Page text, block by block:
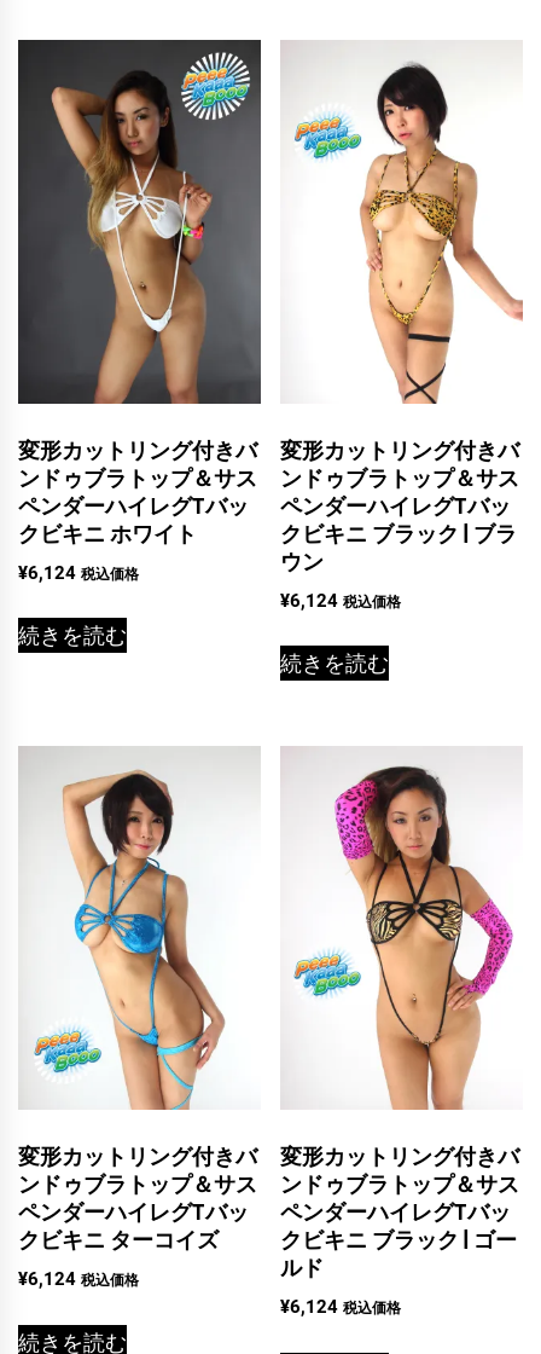
変形カットリング付きバ
ンドゥブラトップ＆サス
ペンダーハイレグTバッ
クビキニ ホワイト
¥6,124 税込価格
続きを読む
変形カットリング付きバ
ンドゥブラトップ＆サス
ペンダーハイレグTバッ
クビキニ ブラック | ブラ
ウン
¥6,124 税込価格
続きを読む
変形カットリング付きバ
ンドゥブラトップ＆サス
ペンダーハイレグTバッ
クビキニ ターコイズ
¥6,124 税込価格
続きを読む
変形カットリング付きバ
ンドゥブラトップ＆サス
ペンダーハイレグTバッ
クビキニ ブラック | ゴー
ルド
¥6,124 税込価格